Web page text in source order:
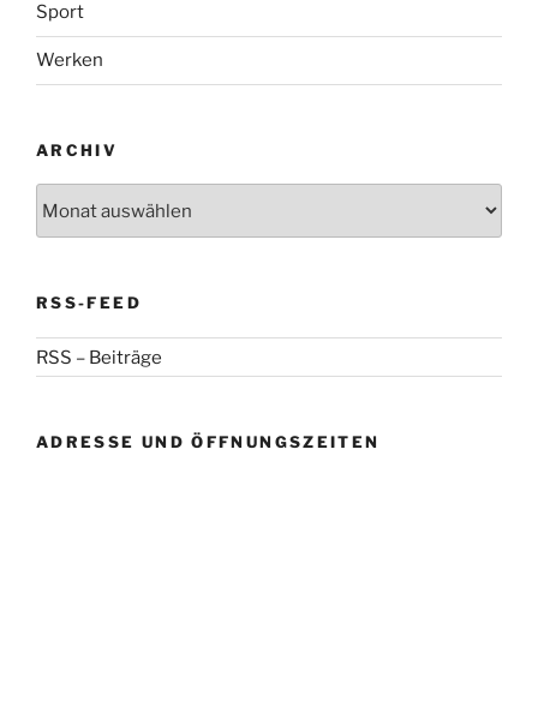
Sport
Werken
ARCHIV
RSS-FEED
RSS – Beiträge
ADRESSE UND ÖFFNUNGSZEITEN